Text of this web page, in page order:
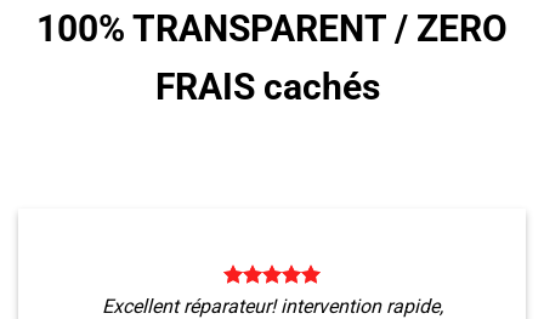
100% TRANSPARENT / ZERO
FRAIS cachés
Excellent réparateur! intervention rapide,